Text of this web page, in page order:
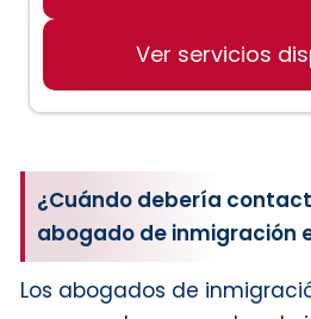
Ver servicios
¿Cuándo debería
abogado de inmigración
Los abogados de